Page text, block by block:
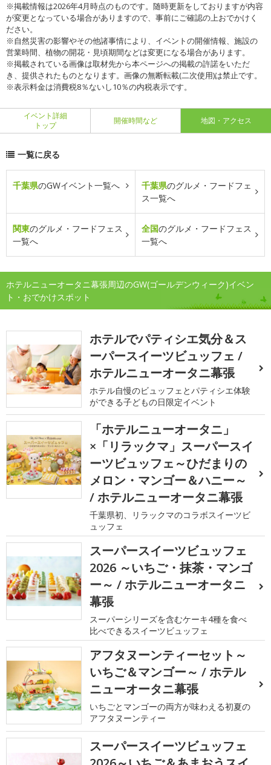
※掲載情報は2026年4月時点のものです。随時更新をしておりますが内容
が変更となっている場合がありますので、事前にご確認の上おでかけく
ださい。
※自然災害の影響やその他諸事情により、イベントの開催情報、施設の
営業時間、植物の開花・見頃期間などは変更になる場合があります。
※掲載されている画像は取材先から本ページへの掲載の許諾をいただ
き、提供されたものとなります。画像の無断転載(二次使用)は禁止です。
※表示料金は消費税8％ないし10％の内税表示です。
イベント詳細
トップ
開催時間など 地図・アクセス
一覧に戻る
千葉県のGWイベント一覧へ 千葉県のグルメ・フードフェ
ス一覧へ
関東のグルメ・フードフェス
一覧へ
全国のグルメ・フードフェス
一覧へ
ホテルニューオータニ幕張周辺のGW(ゴールデンウィーク)イベン
ト・おでかけスポット
ホテルでパティシエ気分＆ス
ーパースイーツビュッフェ /
ホテルニューオータニ幕張
ホテル自慢のビュッフェとパティシエ体験
ができる子どもの日限定イベント
「ホテルニューオータニ」
×「リラックマ」スーパースイ
ーツビュッフェ～ひだまりの
メロン・マンゴー＆ハニー～
/ ホテルニューオータニ幕張
千葉県初、リラックマのコラボスイーツビ
ュッフェ
スーパースイーツビュッフェ
2026 ～いちご・抹茶・マンゴ
ー～ / ホテルニューオータニ
幕張
スーパーシリーズを含むケーキ4種を食べ
比べできるスイーツビュッフェ
アフタヌーンティーセット～
いちご＆マンゴー～ / ホテル
ニューオータニ幕張
いちごとマンゴーの両方が味わえる初夏の
アフタヌーンティー
スーパースイーツビュッフェ